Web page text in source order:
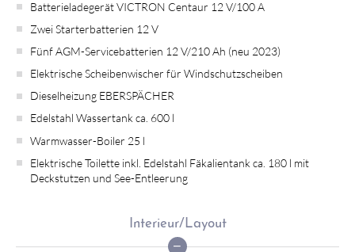
Batterieladegerät VICTRON Centaur 12 V/100 A
Zwei Starterbatterien 12 V
Fünf AGM-Servicebatterien 12 V/210 Ah (neu 2023)
Elektrische Scheibenwischer für Windschutzscheiben
Dieselheizung EBERSPÄCHER
Edelstahl Wassertank ca. 600 l
Warmwasser-Boiler 25 l
Elektrische Toilette inkl. Edelstahl Fäkalientank ca. 180 l mit
Deckstutzen und See-Entleerung
Interieur/Layout